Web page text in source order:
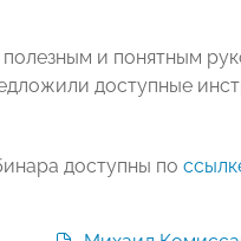
и понятным
доступные
доступны по